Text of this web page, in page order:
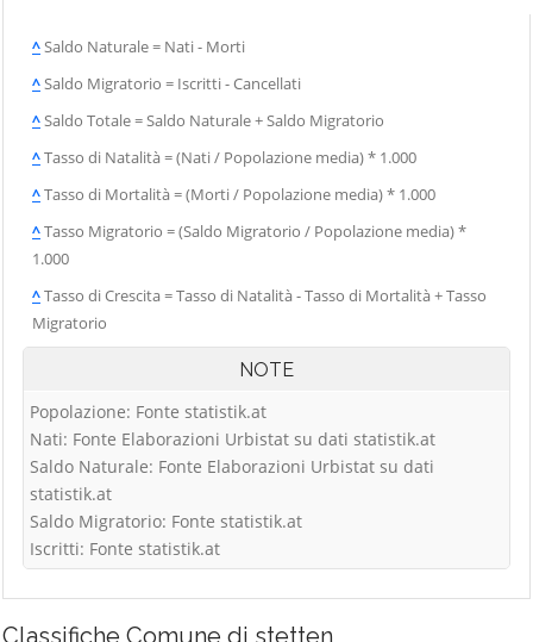
^Saldo Naturale = Nati - Morti
^Saldo Migratorio = Iscritti - Cancellati
^Saldo Totale = Saldo Naturale + Saldo Migratorio
^Tasso di Natalità = (Nati / Popolazione media) * 1.000
^Tasso di Mortalità = (Morti / Popolazione media) * 1.000
^Tasso Migratorio = (Saldo Migratorio / Popolazione media) *
1.000
^Tasso di Crescita = Tasso di Natalità - Tasso di Mortalità + Tasso
Migratorio
NOTE
Popolazione: Fonte statistik.at
Nati: Fonte Elaborazioni Urbistat su dati statistik.at
Saldo Naturale: Fonte Elaborazioni Urbistat su dati
statistik.at
Saldo Migratorio: Fonte statistik.at
Iscritti: Fonte statistik.at
Classifiche Comune di stetten